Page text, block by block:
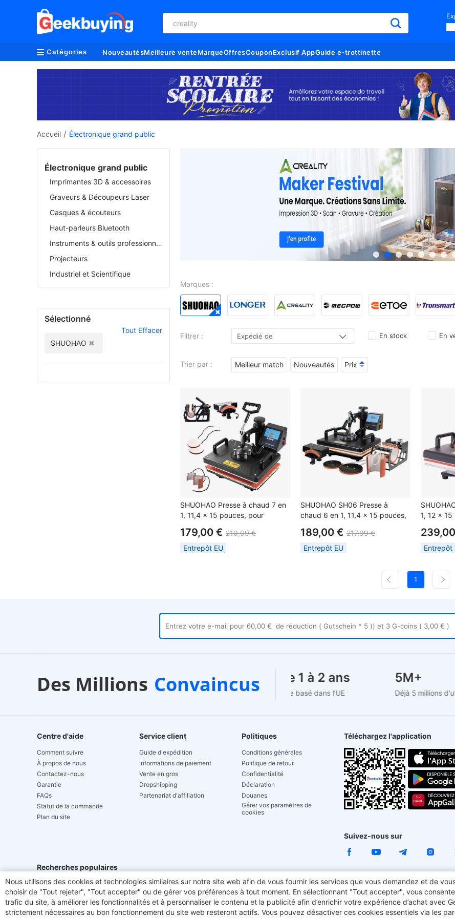
creality
Catégories NouveautésMeilleure venteMarqueOffresCouponExclusif AppGuide e-trottinette
Accueil / Électronique grand public
Marques :
Hiwill
Filtrer : Expédié de En stock En
Trier par : Meilleur match Nouveautés Prix
SHUOHAO Presse à chaud 7 en
1, 11,4 x 15 pouces, pour
étui de téléphone/ruban
adhésif/autocollants/tasse/assiette/puzzle/t-
shirts
179,00 € 210,99 €
Entrepôt EU
SHUOHAO SH06 Presse à
chaud 6 en 1, 11,4 x 15 pouces,
souris/étui de
téléphone/oreillers/tasse/assiette/sous-
verre/t-shirts
189,00 € 217,99 €
Entrepôt EU
1, 12 x
étui de
adhésif/
shirts
Entrepôt
1
Électronique grand public
Imprimantes 3D & accessoires
Graveurs & Découpeurs Laser
Casques & écouteurs
Haut-parleurs Bluetooth
Instruments & outils professionnels
Projecteurs
Industriel et Scientifique
Sélectionné
Tout Effacer
SHUOHAO
Des Millions Convaincus
locaux
heures sur 24
Service client
24/7 Live Chat
Garantie de 1 à 2 ans
Support de garantie basé dans l'UE
5M+
Déjà 5 millions
Centre d'aide
Comment suivre
À propos de nous
Contactez-nous
Garantie
FAQs
Statut de la commande
Plan du site
Service client
Guide d'expédition
Informations de paiement
Vente en gros
Dropshipping
Partenariat d'affiliation
Politiques
Conditions générales
Politique de retour
Confidentialité
Déclaration
Douanes
Gérer vos paramètres de
cookies
Téléchargez l'application
Suivez-nous sur
Recherches populaires
Hydrofast Creality ETOE JIMMY JV9 Pro Aqua Geekbuying Coupon Elegoo Centauri Carbon Fynzo
Graveurs laser BMAX Mecpow FOSSiBOT F3600 Pro Vélo électrique TITAN ARMY Ninkear
Nous utilisons des cookies et technologies similaires sur notre site web afin de vous fournir les services que vous demandez et de
choisir de "Tout rejeter", "Tout accepter" ou de gérer vos préférences à tout moment. En sélectionnant "Tout accepter", vous
trafic du site, à améliorer les fonctionnalités et à personnaliser le contenu et la publicité afin d’enrichir votre expérience d’achat avec
strictement nécessaires au bon fonctionnement du site web resteront actifs. Vous pouvez désactiver ces cookies essentiels via les